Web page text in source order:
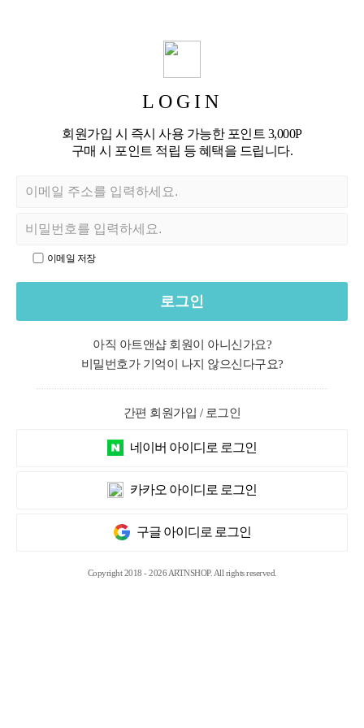
LOGIN
회원가입 시 즉시 사용 가능한 포인트 3,000P
구매 시 포인트 적립 등 혜택을 드립니다.
이메일 저장
로그인
아직 아트앤샵 회원이 아니신가요?
비밀번호가 기억이 나지 않으신다구요?
간편 회원가입 / 로그인
네이버 아이디로 로그인
카카오 아이디로 로그인
구글 아이디로 로그인
Copyright 2018 - 2026 ARTNSHOP. All rights reserved.